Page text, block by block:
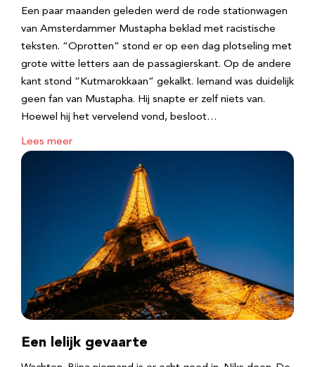
Een paar maanden geleden werd de rode stationwagen
van Amsterdammer Mustapha beklad met racistische
teksten. “Oprotten” stond er op een dag plotseling met
grote witte letters aan de passagierskant. Op de andere
kant stond “Kutmarokkaan” gekalkt. Iemand was duidelijk
geen fan van Mustapha. Hij snapte er zelf niets van.
Hoewel hij het vervelend vond, besloot…
Lees meer
Een lelijk gevaarte